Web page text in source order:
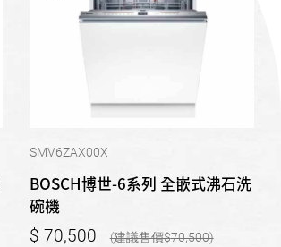
SMV6ZAX00X
BOSCH博世-6系列 全嵌式沸石洗
碗機
70,500 70,500